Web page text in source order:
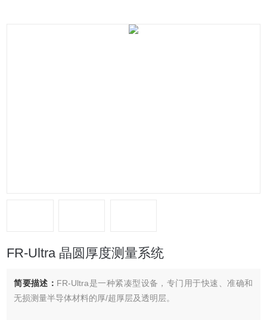
FR-Ultra 晶圆厚度测量系统
简要描述： FR-Ultra是一种紧凑型设备，专门用于快速、准确和
无损测量半导体材料的厚/超厚层及透明层。